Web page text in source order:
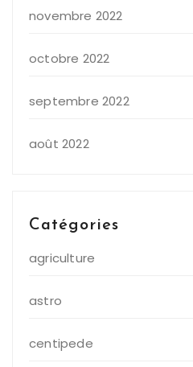
novembre 2022
octobre 2022
septembre 2022
août 2022
Catégories
agriculture
astro
centipede